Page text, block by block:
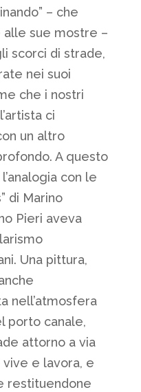
– che
alle sue mostre –
scorci di strade,
nei suoi
che i nostri
ci
un altro
A questo
con le
di Marino
Pieri aveva
Una pittura,
nell’atmosfera
porto canale,
attorno a via
e lavora, e
restituendone